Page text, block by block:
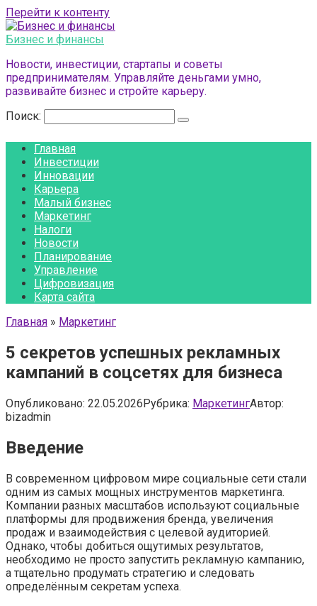
Перейти к контенту
Бизнес и финансы
Новости, инвестиции, стартапы и советы
предпринимателям. Управляйте деньгами умно,
развивайте бизнес и стройте карьеру.
Поиск:
Главная
Инвестиции
Инновации
Карьера
Малый бизнес
Маркетинг
Налоги
Новости
Планирование
Управление
Цифровизация
Карта сайта
Главная » Маркетинг
5 секретов успешных рекламных
кампаний в соцсетях для бизнеса
Опубликовано: 22.05.2026Рубрика: МаркетингАвтор:
bizadmin
Введение
В современном цифровом мире социальные сети стали
одним из самых мощных инструментов маркетинга.
Компании разных масштабов используют социальные
платформы для продвижения бренда, увеличения
продаж и взаимодействия с целевой аудиторией.
Однако, чтобы добиться ощутимых результатов,
необходимо не просто запустить рекламную кампанию,
а тщательно продумать стратегию и следовать
определённым секретам успеха.